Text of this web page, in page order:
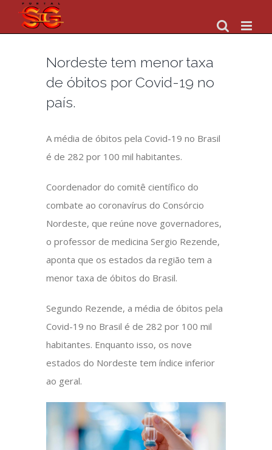
Nordeste tem menor taxa
de óbitos por Covid-19 no
país.
A média de óbitos pela Covid-19 no Brasil
é de 282 por 100 mil habitantes.
Coordenador do comitê científico do
combate ao coronavírus do Consórcio
Nordeste, que reúne nove governadores,
o professor de medicina Sergio Rezende,
aponta que os estados da região tem a
menor taxa de óbitos do Brasil.
Segundo Rezende, a média de óbitos pela
Covid-19 no Brasil é de 282 por 100 mil
habitantes. Enquanto isso, os nove
estados do Nordeste tem índice inferior
ao geral.